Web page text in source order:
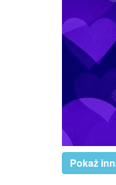
Pokaż